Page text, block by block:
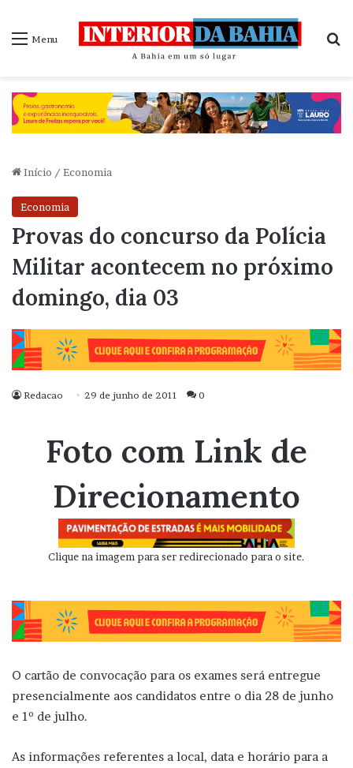
Menu
Início / Economia
Economia
Provas do concurso da Polícia
Militar acontecem no próximo
domingo, dia 03
Redacao 29 de junho de 2011 0
Foto com Link de
Direcionamento
Clique na imagem para ser redirecionado para o site.
O cartão de convocação para os exames será entregue
presencialmente aos candidatos entre o dia 28 de junho
e 1º de julho.
As informações referentes a local, data e horário para a